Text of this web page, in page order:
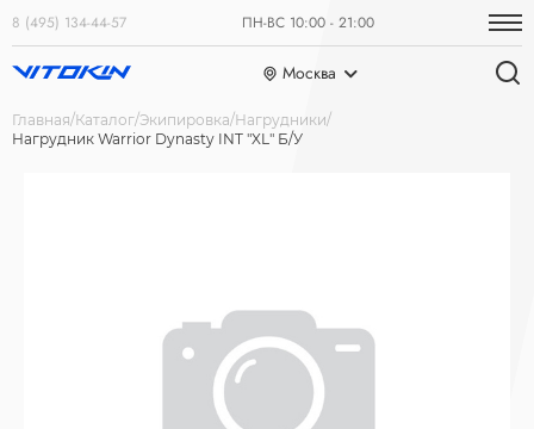
8 (495) 134-44-57 ПН-ВС 10:00 - 21:00
Москва
Главная Каталог Экипировка Нагрудники
Нагрудник Warrior Dynasty INT "XL" Б/У